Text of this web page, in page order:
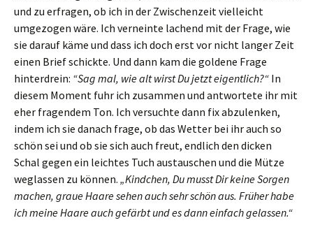
und zu erfragen, ob ich in der Zwischenzeit vielleicht
umgezogen wäre. Ich verneinte lachend mit der Frage, wie
sie darauf käme und dass ich doch erst vor nicht langer Zeit
einen Brief schickte. Und dann kam die goldene Frage
hinterdrein: “Sag mal, wie alt wirst Du jetzt eigentlich?“ In
diesem Moment fuhr ich zusammen und antwortete ihr mit
eher fragendem Ton. Ich versuchte dann fix abzulenken,
indem ich sie danach frage, ob das Wetter bei ihr auch so
schön sei und ob sie sich auch freut, endlich den dicken
Schal gegen ein leichtes Tuch austauschen und die Mütze
weglassen zu können. „Kindchen, Du musst Dir keine Sorgen
machen, graue Haare sehen auch sehr schön aus. Früher habe
ich meine Haare auch gefärbt und es dann einfach gelassen.“